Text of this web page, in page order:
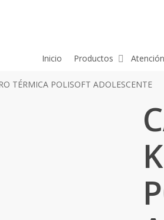
Inicio
Productos
TÉRMICA POLISOFT ADOLESCENTE